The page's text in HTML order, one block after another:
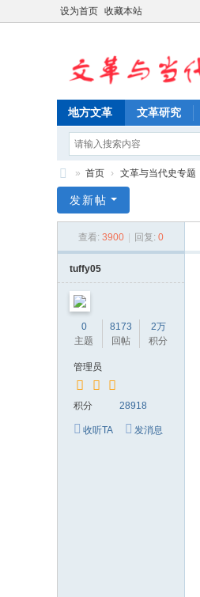
设为首页 收藏本站
地方文革 文革研究
革
» 首页 › 文革与当代史专题
发新帖
查看: 3900 回复: 0
tuffy05
0
主题
8173
回帖
2万
积分
管理员
积分 28918
收听TA 发消息